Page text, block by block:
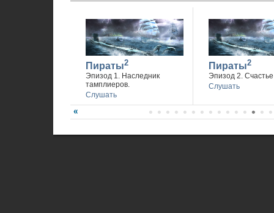
Пираты2
Эпизод 1. Наследник
тамплиеров.
Слушать
Пираты2
Эпизод 2. Счастье
Слушать